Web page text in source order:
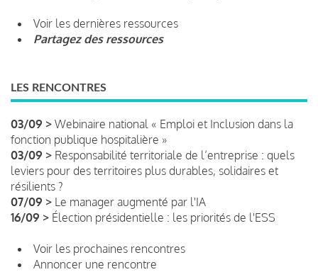
Voir les dernières ressources
Partagez des ressources
LES RENCONTRES
03/09 > Webinaire national « Emploi et Inclusion dans la
fonction publique hospitalière »
03/09 > Responsabilité territoriale de l’entreprise : quels
leviers pour des territoires plus durables, solidaires et
résilients ?
07/09 > Le manager augmenté par l'IA
16/09 > Élection présidentielle : les priorités de l'ESS
Voir les prochaines rencontres
Annoncer une rencontre